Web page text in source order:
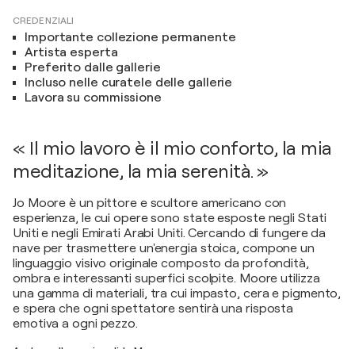
CREDENZIALI
Importante collezione permanente
Artista esperta
Preferito dalle gallerie
Incluso nelle curatele delle gallerie
Lavora su commissione
« Il mio lavoro è il mio conforto, la mia
meditazione, la mia serenità. »
Jo Moore è un pittore e scultore americano con
esperienza, le cui opere sono state esposte negli Stati
Uniti e negli Emirati Arabi Uniti. Cercando di fungere da
nave per trasmettere un'energia stoica, compone un
linguaggio visivo originale composto da profondità,
ombra e interessanti superfici scolpite. Moore utilizza
una gamma di materiali, tra cui impasto, cera e pigmento,
e spera che ogni spettatore sentirà una risposta
emotiva a ogni pezzo.